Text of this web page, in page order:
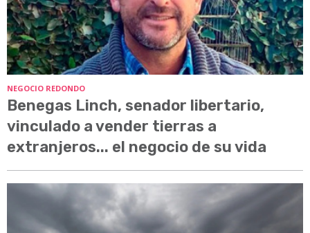
NEGOCIO REDONDO
Benegas Linch, senador libertario,
vinculado a vender tierras a
extranjeros... el negocio de su vida